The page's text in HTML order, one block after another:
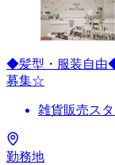
◆髪型・服装自由
募集☆
雑貨販売ス
勤務地